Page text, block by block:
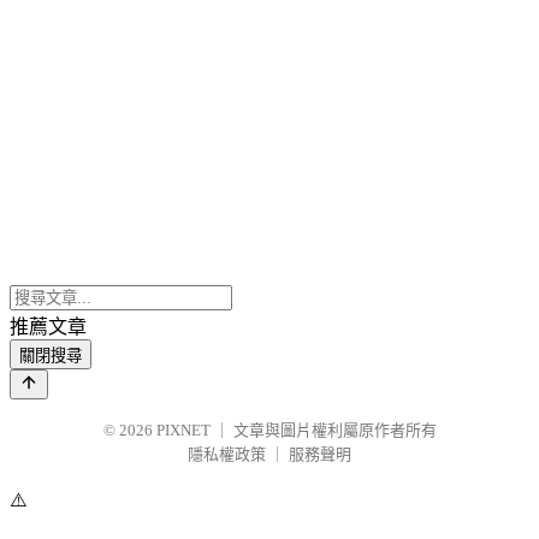
推薦文章
關閉搜尋
© 2026 PIXNET
文章與圖片權利屬原作者所有
隱私權政策
服務聲明
⚠️